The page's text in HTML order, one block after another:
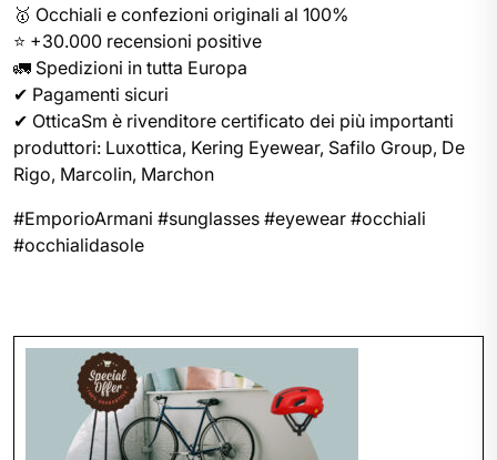
🥇 Occhiali e confezioni originali al 100%
⭐ +30.000 recensioni positive
🚛 Spedizioni in tutta Europa
✔ Pagamenti sicuri
✔ OtticaSm è rivenditore certificato dei più importanti
produttori: Luxottica, Kering Eyewear, Safilo Group, De
Rigo, Marcolin, Marchon
#EmporioArmani #sunglasses #eyewear #occhiali
#occhialidasole
articoli